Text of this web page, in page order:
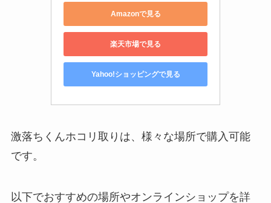
Amazonで見る
楽天市場で見る
Yahoo!ショッピングで見る
激落ちくんホコリ取りは、様々な場所で購入可能
です。
以下でおすすめの場所やオンラインショップを詳